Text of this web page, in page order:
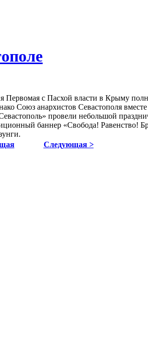
Первомая с Пасхой власти в Крыму
Союз анархистов Севастополя
провели небольшой
баннер «Свобода! Равенство!
Следующая >